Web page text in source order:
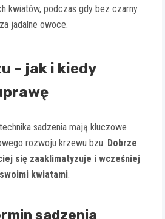
kwiatów, podczas gdy bez czarny
jadalne owoce.
– jak i kiedy
sadzenia mają kluczowe
rozwoju krzewu bzu. Dobrze
się zaaklimatyzuje i wcześniej
kwiatami.
sadzenia